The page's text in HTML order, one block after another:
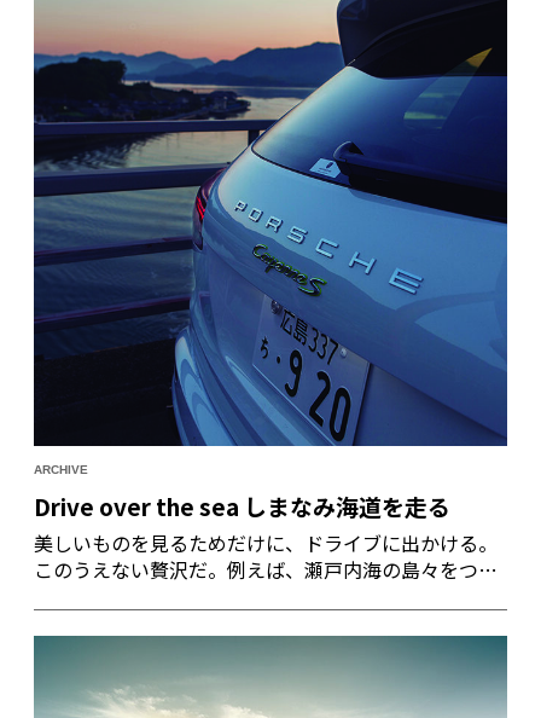
な宿が待っている。感性と知性という言葉がふと頭に
浮かんだ。
ARCHIVE
Drive over the sea しまなみ海道を走る
美しいものを見るためだけに、ドライブに出かける。
このうえない贅沢だ。例えば、瀬戸内海の島々をつな
リッドでこの海道を行く。優れたパフォーマンスとラ
グジュアリーな乗り心地、そして夢みたいな瀬戸内海
の風景が非日常へと誘う。